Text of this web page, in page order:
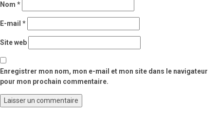
Nom *
E-mail *
Site web
Enregistrer mon nom, mon e-mail et mon site dans le navigateur
pour mon prochain commentaire.